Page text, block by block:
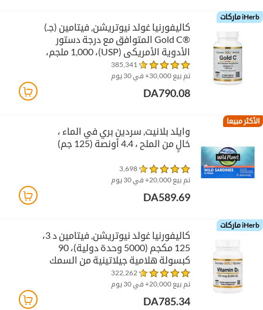
iHerb ماركات
كاليفورنيا غولد نيوتريشن‏, فيتامين (جـ)
Gold C®‎ المتوافق مع درجة دستور
الأدوية الأمريكي (USP)‏، 1,000 ملجم،
60 كبسولة نباتية
385,341
تم بيع 30,000+ في 30 يوم
DA790.08
الأكثر مبيعا
وايلد بلانيت‏, سردين بري في الماء ،
خالٍ من الملح ، 4.4 أونصة (125 جم)
3,698
تم بيع 20,000+ في 30 يوم
DA589.69
iHerb ماركات
كاليفورنيا غولد نيوتريشن‏, فيتامين د 3،
125 مكجم (5000 وحدة دولية)، 90
كبسولة هلامية جيلاتينية من السمك
322,262
تم بيع 20,000+ في 30 يوم
DA785.34